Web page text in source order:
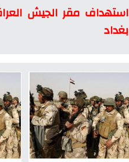
استهداف مقر الجيش
بغداد